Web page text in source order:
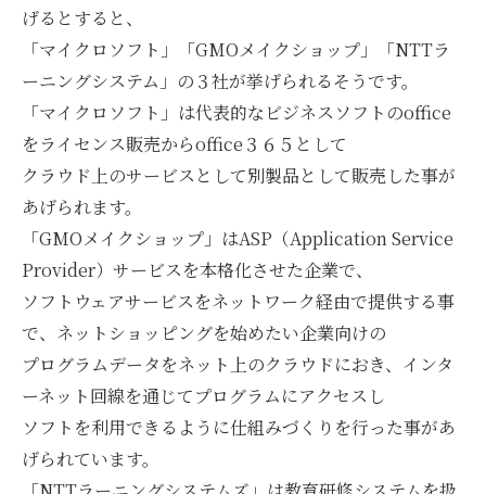
げるとすると、
「マイクロソフト」「GMOメイクショップ」「NTTラ
ーニングシステム」の３社が挙げられるそうです。
「マイクロソフト」は代表的なビジネスソフトのoffice
をライセンス販売からoffice３６５として
クラウド上のサービスとして別製品として販売した事が
あげられます。
「GMOメイクショップ」はASP（Application Service
Provider）サービスを本格化させた企業で、
ソフトウェアサービスをネットワーク経由で提供する事
で、ネットショッピングを始めたい企業向けの
プログラムデータをネット上のクラウドにおき、インタ
ーネット回線を通じてプログラムにアクセスし
ソフトを利用できるように仕組みづくりを行った事があ
げられています。